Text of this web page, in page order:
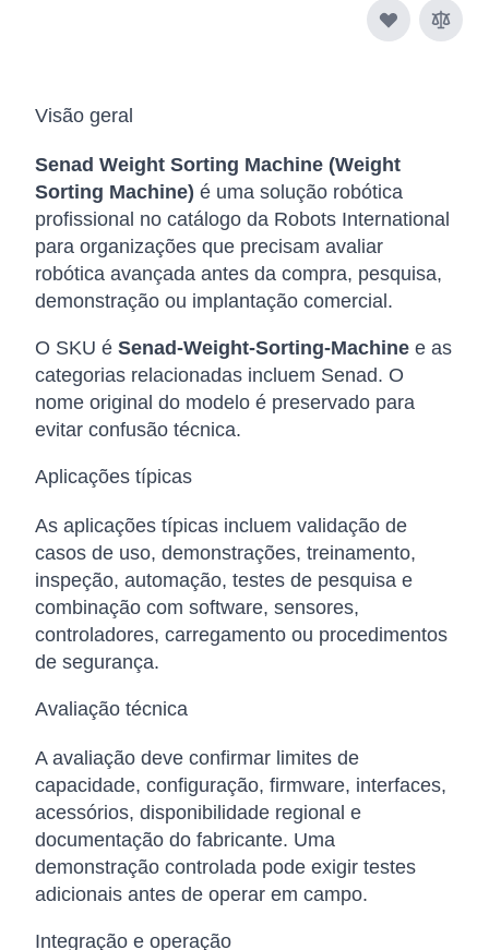
Visão geral
Senad Weight Sorting Machine (Weight
Sorting Machine) é uma solução robótica
profissional no catálogo da Robots International
para organizações que precisam avaliar
robótica avançada antes da compra, pesquisa,
demonstração ou implantação comercial.
O SKU é Senad-Weight-Sorting-Machine e as
categorias relacionadas incluem Senad. O
nome original do modelo é preservado para
evitar confusão técnica.
Aplicações típicas
As aplicações típicas incluem validação de
casos de uso, demonstrações, treinamento,
inspeção, automação, testes de pesquisa e
combinação com software, sensores,
controladores, carregamento ou procedimentos
de segurança.
Avaliação técnica
A avaliação deve confirmar limites de
capacidade, configuração, firmware, interfaces,
acessórios, disponibilidade regional e
documentação do fabricante. Uma
demonstração controlada pode exigir testes
adicionais antes de operar em campo.
Integração e operação